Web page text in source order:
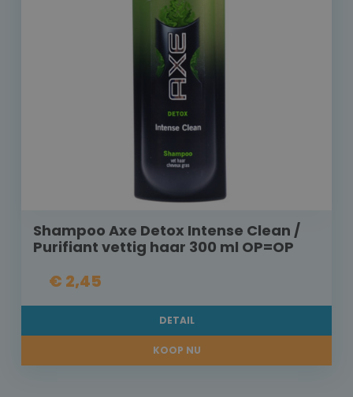
Shampoo Axe Detox Intense Clean /
Purifiant vettig haar 300 ml OP=OP
€ 2,45
DETAIL
KOOP NU